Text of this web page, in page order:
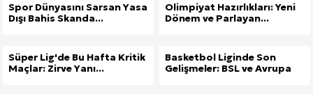
Spor Dünyasını Sarsan Yasa
Dışı Bahis Skanda...
Olimpiyat Hazırlıkları: Yeni
Dönem ve Parlayan...
Süper Lig'de Bu Hafta Kritik
Maçlar: Zirve Yanı...
Basketbol Liginde Son
Gelişmeler: BSL ve Avrupa